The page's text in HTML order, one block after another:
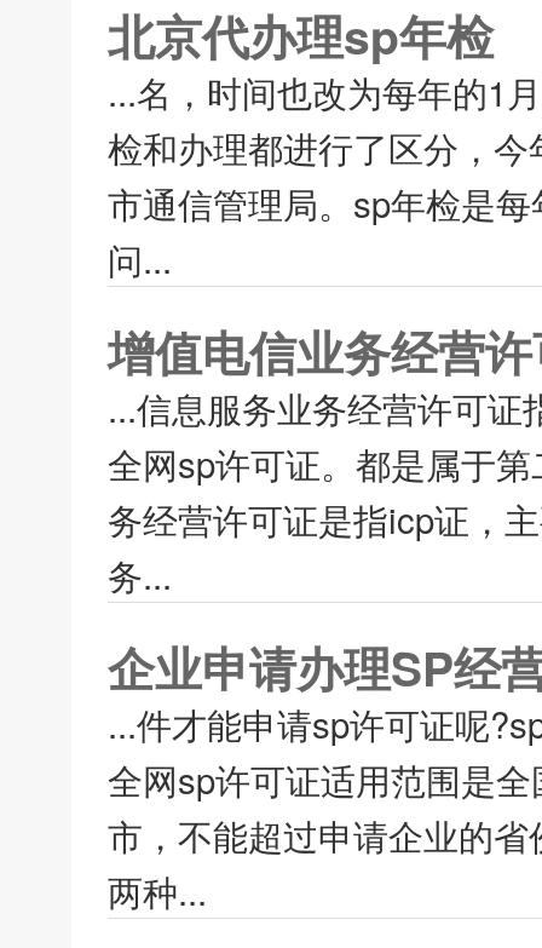
北京代办理sp年检
...名，时间也改为每年的1
检和办理都进行了区分，
市通信管理局。sp年检是
问...
增值电信业务经营
...信息服务业务经营许可
全网sp许可证。都是属于
务经营许可证是指icp证，
务...
企业申请办理SP经
...件才能申请sp许可证呢
全网sp许可证适用范围是
市，不能超过申请企业的
两种...